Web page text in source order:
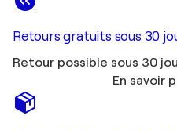
Retours gratuits sous 30
Retour possible sous 30
En savoir